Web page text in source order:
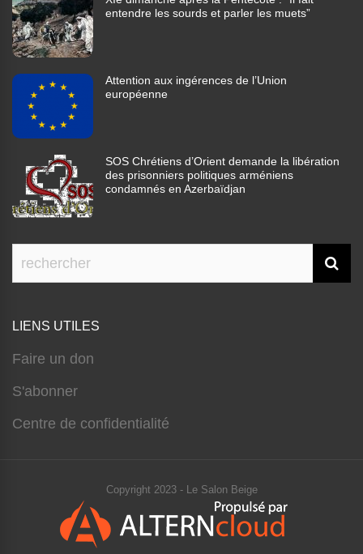
entendre les sourds et parler les muets”
Attention aux ingérences de l’Union
européenne
SOS Chrétiens d’Orient demande la libération
des prisonniers politiques arméniens
condamnés en Azerbaïdjan
LIENS UTILES
Faire un don
S'abonner
Centre de confidentialité
Copyright 2023 - Le Salon Beige